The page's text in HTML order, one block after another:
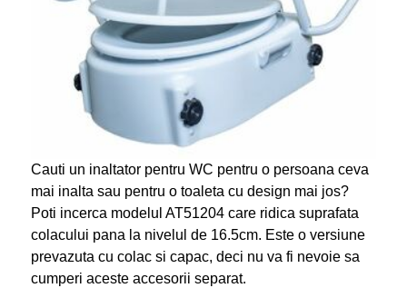
Cauti un inaltator pentru WC pentru o persoana ceva
mai inalta sau pentru o toaleta cu design mai jos?
Poti incerca modelul AT51204 care ridica suprafata
colacului pana la nivelul de 16.5cm. Este o versiune
prevazuta cu colac si capac, deci nu va fi nevoie sa
cumperi aceste accesorii separat.